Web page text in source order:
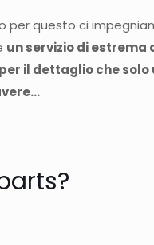
per questo ci
un servizio di estrema
il dettaglio che